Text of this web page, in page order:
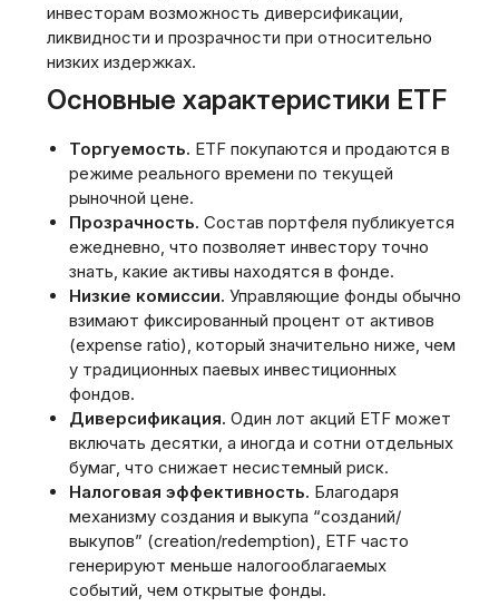
инвесторам возможность диверсификации‚
ликвидности и прозрачности при относительно
низких издержках.
Основные характеристики ETF
Торгуемость. ETF покупаются и продаются в
режиме реального времени по текущей
рыночной цене.
Прозрачность. Состав портфеля публикуется
ежедневно‚ что позволяет инвестору точно
знать‚ какие активы находятся в фонде.
Низкие комиссии. Управляющие фонды обычно
взимают фиксированный процент от активов
(expense ratio)‚ который значительно ниже‚ чем
у традиционных паевых инвестиционных
фондов.
Диверсификация. Один лот акций ETF может
включать десятки‚ а иногда и сотни отдельных
бумаг‚ что снижает несистемный риск.
Налоговая эффективность. Благодаря
механизму создания и выкупа “созданий/
выкупов” (creation/redemption)‚ ETF часто
генерируют меньше налогооблагаемых
событий‚ чем открытые фонды.